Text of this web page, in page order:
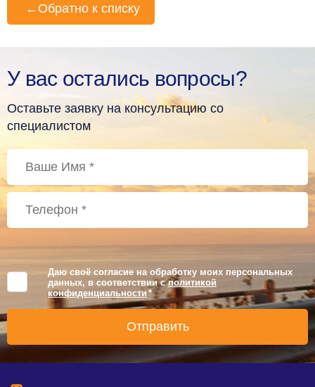
← Обратно к списку
У вас остались вопросы?
Оставьте заявку на консультацию со
специалистом
Даю своё согласие на обработку моих персональных
данных, в соответствии сполитикой
конфиденциальности *